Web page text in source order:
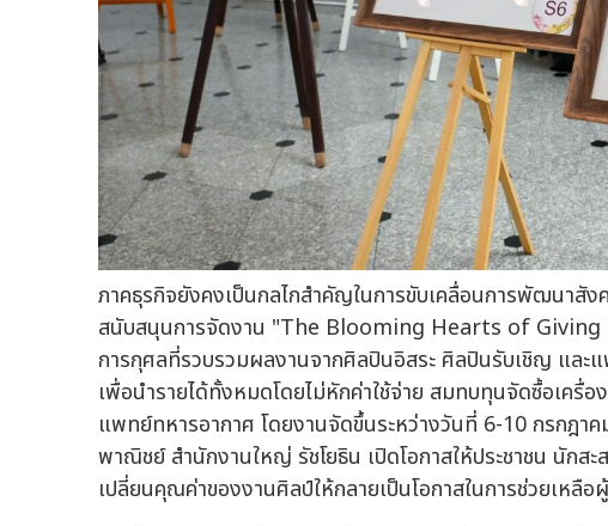
ภาคธุรกิจยังคงเป็นกลไกสำคัญในการขับเคลื่อนการพัฒนาสั
สนับสนุนการจัดงาน "The Blooming Hearts of Giving :
การกุศลที่รวบรวมผลงานจากศิลปินอิสระ ศิลปินรับเชิญ แล
เพื่อนำรายได้ทั้งหมดโดยไม่หักค่าใช้จ่าย สมทบทุนจัดซื้อเค
แพทย์ทหารอากาศ โดยงานจัดขึ้นระหว่างวันที่ 6-10 กรกฎา
พาณิชย์ สำนักงานใหญ่ รัชโยธิน เปิดโอกาสให้ประชาชน นักส
เปลี่ยนคุณค่าของงานศิลป์ให้กลายเป็นโอกาสในการช่วยเหลื